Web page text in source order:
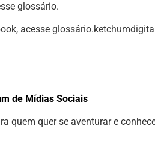
glossário.
acesse
de Mídias Sociais
quem quer se aventurar e